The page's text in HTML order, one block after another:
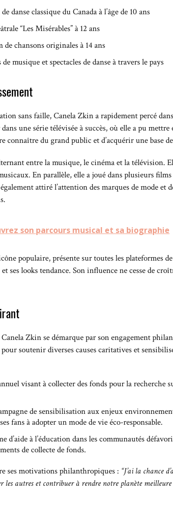
danse classique du Canada à l’âge de 10 ans
“Les Misérables” à 12 ans
chansons originales à 14 ans
musique et spectacles de danse à travers le pays
sans faille, Canela Zkin a rapidement percé
une série télévisée à succès, où elle a pu
du grand public et d’acquérir une base
entre la musique, le cinéma et la télévision.
En parallèle, elle a joué dans plusieurs
attiré l’attention des marques de mode et
son parcours musical et sa biographie
populaire, présente sur toutes les plateformes
ses looks tendance. Son influence ne cesse de
Zkin se démarque par son engagement
soutenir diverses causes caritatives et
visant à collecter des fonds pour la
de sensibilisation aux enjeux
fans à adopter un mode de vie éco-responsable.
d’aide à l’éducation dans les communautés
de collecte de fonds.
ses motivations philanthropiques : “J’ai la chance
les autres et contribuer à rendre notre planète